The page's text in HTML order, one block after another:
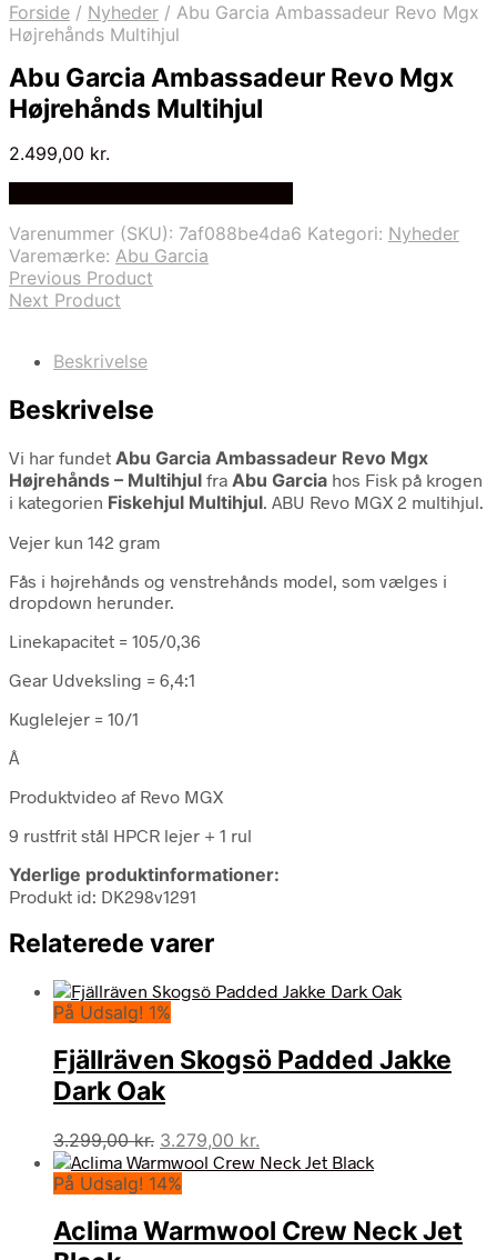
Forside / Nyheder / Abu Garcia Ambassadeur Revo Mgx
Højrehånds Multihjul
Abu Garcia Ambassadeur Revo Mgx
Højrehånds Multihjul
2.499,00 kr.
Varenummer (SKU): 7af088be4da6 Kategori: Nyheder
Varemærke: Abu Garcia
Previous Product
Next Product
Beskrivelse
Beskrivelse
Vi har fundet Abu Garcia Ambassadeur Revo Mgx
Højrehånds – Multihjul fra Abu Garcia hos Fisk på krogen
i kategorien Fiskehjul Multihjul. ABU Revo MGX 2 multihjul.
Vejer kun 142 gram
Fås i højrehånds og venstrehånds model, som vælges i
dropdown herunder.
Linekapacitet = 105/0,36
Gear Udveksling = 6,4:1
Kuglelejer = 10/1
Â
Produktvideo af Revo MGX
9 rustfrit stål HPCR lejer + 1 rul
Yderlige produktinformationer:
Produkt id: DK298v1291
Relaterede varer
På Udsalg! 1%
Fjällräven Skogsö Padded Jakke
Dark Oak
3.299,00kr. Den
oprindelige
pris
3.299,00 kr..
3.279,00 kr.
aktuelle
3.279,00 kr..
På Udsalg! 14%
Aclima Warmwool Crew Neck Jet